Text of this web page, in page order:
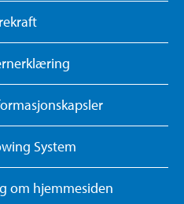
System
om hjemmesiden